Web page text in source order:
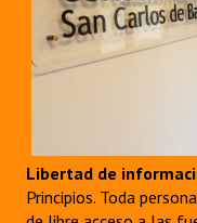
Libertad de
Principios. Toda